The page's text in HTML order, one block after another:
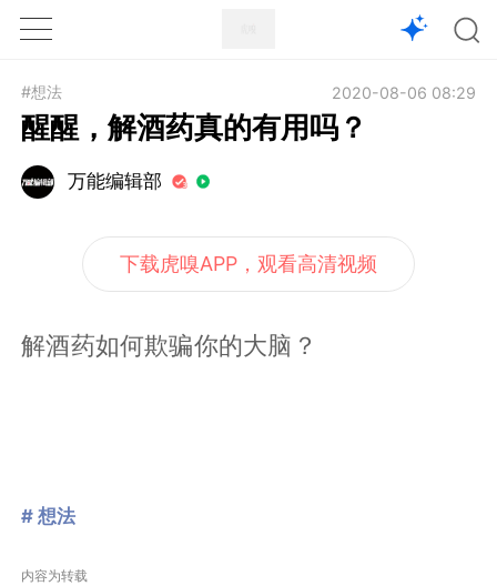
1X
#想法 2020-08-06 08:29
醒醒，解酒药真的有用吗？
万能编辑部
下载虎嗅APP，观看高清视频
解酒药如何欺骗你的大脑？
# 想法
内容为转载